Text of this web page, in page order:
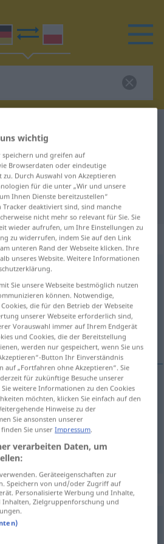
Übersetzung für
Übersetzung
anklicken/antippen)
Zeit usw
für "vorgeben"
wichtig
speichern und greifen auf
Browserdaten oder eindeutige
Durch Auswahl von Akzeptieren
für die unter „Wir und unsere
Ihnen Dienste bereitzustellen“
deaktiviert sind, sind manche
nicht mehr so relevant für Sie. Sie
wieder aufrufen, um Ihre Einstellungen zu
zu widerrufen, indem Sie auf den Link
unteren Rand der Webseite klicken. Ihre
unseres Website. Weitere Informationen
Sie unsere Webseite bestmöglich nutzen
können. Notwendige,
die für den Betrieb der Webseite
unserer Webseite erforderlich sind,
Vorauswahl immer auf Ihrem Endgerät
und Cookies, die der Bereitstellung
werden nur gespeichert, wenn Sie uns
Button Ihr Einverständnis
auf „Fortfahren ohne Akzeptieren“. Sie
für zukünftige Besuche unserer
weitere Informationen zu den Cookies
möchten, klicken Sie einfach auf den
Hinweise zu der
Sie ansonsten unserer
finden Sie unserImpressum.
verarbeiten Daten, um
Geräteeigenschaften zur
Speichern von und/oder Zugriff auf
Personalisierte Werbung und Inhalte,
Inhalten, Zielgruppenforschung und